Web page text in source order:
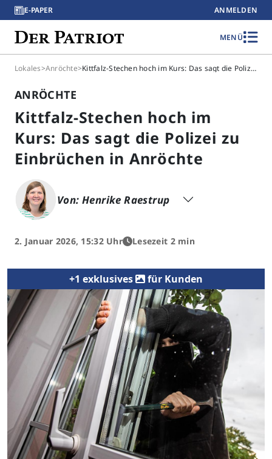
E-PAPER ANMELDEN
MENÜ
Lokales>Anröchte> Kittfalz-Stechen hoch im Kurs: Das sagt die Polizei zu Einbrüchen in Anröchte
ANRÖCHTE
Kittfalz-Stechen hoch im
Kurs: Das sagt die Polizei zu
Einbrüchen in Anröchte
Von: Henrike Raestrup
2. Januar 2026, 15:32 Uhr Lesezeit 2 min
+1 exklusives für Kunden
Previous